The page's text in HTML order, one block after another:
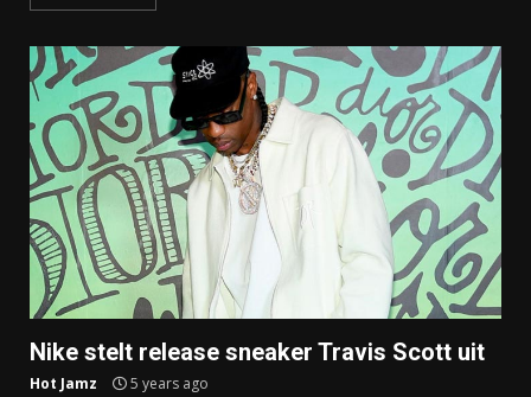
Nike stelt release sneaker Travis Scott uit
Hot Jamz 5 years ago